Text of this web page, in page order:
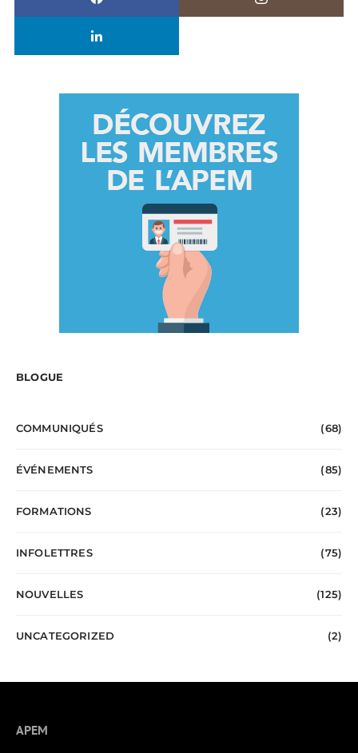
BLOGUE
COMMUNIQUÉS (68)
ÉVÉNEMENTS (85)
FORMATIONS (23)
INFOLETTRES (75)
NOUVELLES (125)
UNCATEGORIZED (2)
APEM